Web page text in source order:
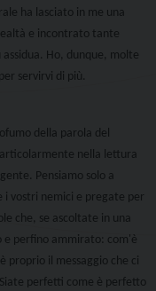
ha lasciato in me una
e incontrato tante
Ho, dunque, molte
servirvi di più.
della parola del
nella lettura
Pensiamo solo a
i vostri nemici e pregate per
che, se ascoltate in una
e perfino ammirato: com'è
proprio il messaggio che ci
perfetti come è perfetto